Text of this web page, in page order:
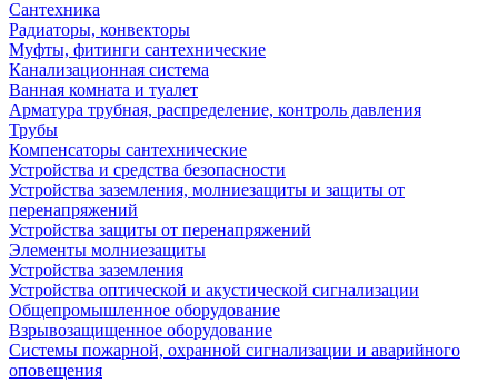
Сантехника
Радиаторы, конвекторы
Муфты, фитинги сантехнические
Канализационная система
Ванная комната и туалет
Арматура трубная, распределение, контроль давления
Трубы
Компенсаторы сантехнические
Устройства и средства безопасности
Устройства заземления, молниезащиты и защиты от
перенапряжений
Устройства защиты от перенапряжений
Элементы молниезащиты
Устройства заземления
Устройства оптической и акустической сигнализации
Общепромышленное оборудование
Взрывозащищенное оборудование
Системы пожарной, охранной сигнализации и аварийного
оповещения